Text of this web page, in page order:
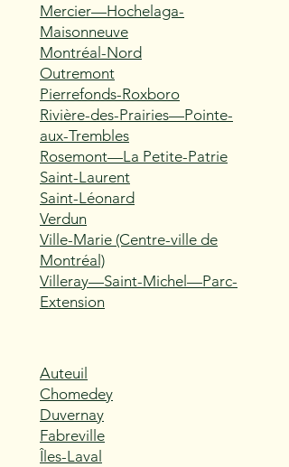
Mercier—Hochelaga-
Maisonneuve
Montréal-Nord
Outremont
Pierrefonds-Roxboro
Rivière-des-Prairies—Pointe-
aux-Trembles
Rosemont—La Petite-Patrie
Saint-Laurent
Saint-Léonard
Verdun
Ville-Marie (Centre-ville de
Montréal)
Villeray—Saint-Michel—Parc-
Extension
Auteuil
Chomedey
Duvernay
Fabreville
Îles-Laval